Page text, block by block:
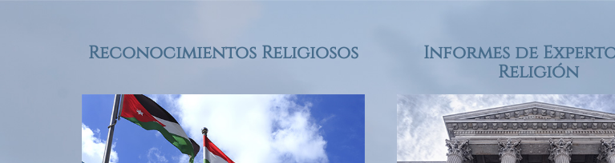
Reconocimientos Religiosos
Informes de
Religión